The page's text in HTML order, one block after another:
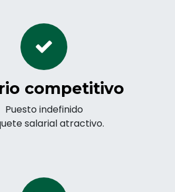
competitivo
Puesto indefinido
salarial atractivo.